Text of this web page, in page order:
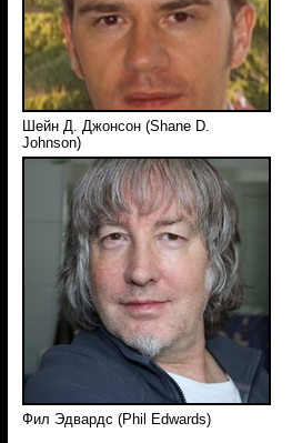
Шейн Д. Джонсон (Shane D.
Johnson)
Фил Эдвардс (Phil Edwards)